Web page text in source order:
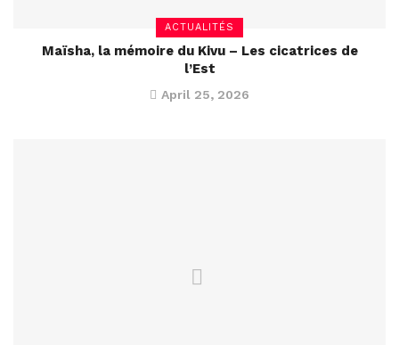
ACTUALITÉS
Maïsha, la mémoire du Kivu – Les cicatrices de
l’Est
April 25, 2026